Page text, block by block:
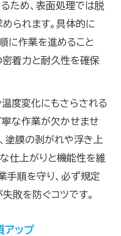
ため、表面処理では脱
られます。具体的に
に作業を進めること
密着力と耐久性を確保
度変化にもさらされる
な作業が欠かせませ
塗膜の剥がれや浮き上
仕上がりと機能性を維
手順を守り、必ず規定
敗を防ぐコツです。
アップ